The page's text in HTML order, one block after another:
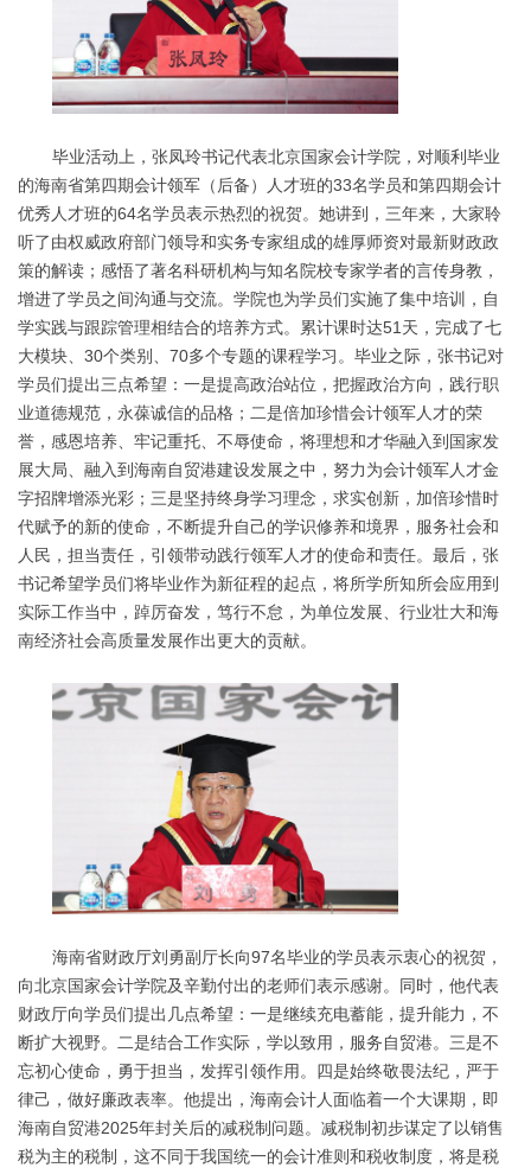
毕业活动上，张凤玲书记代表北京国家会计学院，对顺利毕业
的海南省第四期会计领军（后备）人才班的33名学员和第四期会计
优秀人才班的64名学员表示热烈的祝贺。她讲到，三年来，大家聆
听了由权威政府部门领导和实务专家组成的雄厚师资对最新财政政
策的解读；感悟了著名科研机构与知名院校专家学者的言传身教，
增进了学员之间沟通与交流。学院也为学员们实施了集中培训，自
学实践与跟踪管理相结合的培养方式。累计课时达51天，完成了七
大模块、30个类别、70多个专题的课程学习。毕业之际，张书记对
学员们提出三点希望：一是提高政治站位，把握政治方向，践行职
业道德规范，永葆诚信的品格；二是倍加珍惜会计领军人才的荣
誉，感恩培养、牢记重托、不辱使命，将理想和才华融入到国家发
展大局、融入到海南自贸港建设发展之中，努力为会计领军人才金
字招牌增添光彩；三是坚持终身学习理念，求实创新，加倍珍惜时
代赋予的新的使命，不断提升自己的学识修养和境界，服务社会和
人民，担当责任，引领带动践行领军人才的使命和责任。最后，张
书记希望学员们将毕业作为新征程的起点，将所学所知所会应用到
实际工作当中，踔厉奋发，笃行不怠，为单位发展、行业壮大和海
南经济社会高质量发展作出更大的贡献。
海南省财政厅刘勇副厅长向97名毕业的学员表示衷心的祝贺，
向北京国家会计学院及辛勤付出的老师们表示感谢。同时，他代表
财政厅向学员们提出几点希望：一是继续充电蓄能，提升能力，不
断扩大视野。二是结合工作实际，学以致用，服务自贸港。三是不
忘初心使命，勇于担当，发挥引领作用。四是始终敬畏法纪，严于
律己，做好廉政表率。他提出，海南会计人面临着一个大课期，即
海南自贸港2025年封关后的减税制问题。减税制初步谋定了以销售
税为主的税制，这不同于我国统一的会计准则和税收制度，将是税